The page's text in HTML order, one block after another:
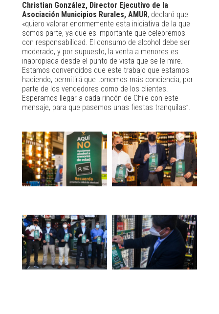
Christian González, Director Ejecutivo de la
Asociación Municipios Rurales, AMUR, declaró que
«quiero valorar enormemente esta iniciativa de la que
somos parte, ya que es importante que celebremos
con responsabilidad. El consumo de alcohol debe ser
moderado, y por supuesto, la venta a menores es
inapropiada desde el punto de vista que se le mire.
Estamos convencidos que este trabajo que estamos
haciendo, permitirá que tomemos más conciencia, por
parte de los vendedores como de los clientes.
Esperamos llegar a cada rincón de Chile con este
mensaje, para que pasemos unas fiestas tranquilas”.